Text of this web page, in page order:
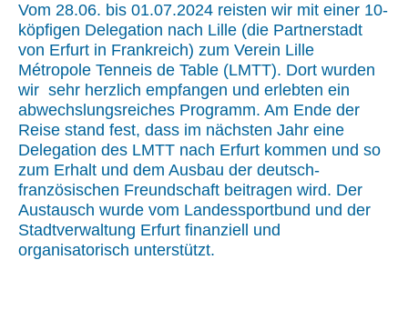
Vom 28.06. bis 01.07.2024 reisten wir mit einer 10-
köpfigen Delegation nach Lille (die Partnerstadt
von Erfurt in Frankreich) zum Verein Lille
Métropole Tenneis de Table (LMTT). Dort wurden
wir sehr herzlich empfangen und erlebten ein
abwechslungsreiches Programm. Am Ende der
Reise stand fest, dass im nächsten Jahr eine
Delegation des LMTT nach Erfurt kommen und so
zum Erhalt und dem Ausbau der deutsch-
französischen Freundschaft beitragen wird. Der
Austausch wurde vom Landessportbund und der
Stadtverwaltung Erfurt finanziell und
organisatorisch unterstützt.